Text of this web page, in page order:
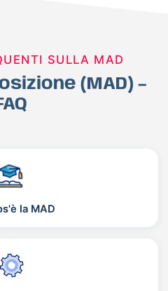
SULLA MAD
(MAD) –
la MAD